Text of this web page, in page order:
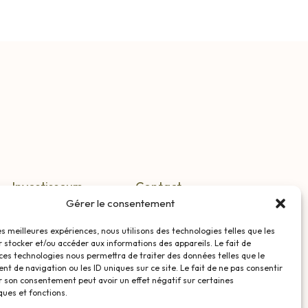
Gérer le consentement
meilleures expériences, nous utilisons des technologies telles que les
stocker et/ou accéder aux informations des appareils. Le fait de
technologies nous permettra de traiter des données telles que le
de navigation ou les ID uniques sur ce site. Le fait de ne pas consentir
son consentement peut avoir un effet négatif sur certaines
et fonctions.
Investisseurs
S’informer
Contact
Confidentialité